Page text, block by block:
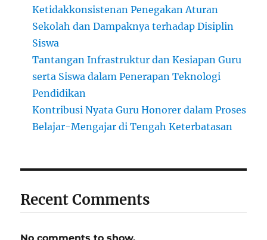
Ketidakkonsistenan Penegakan Aturan
Sekolah dan Dampaknya terhadap Disiplin
Siswa
Tantangan Infrastruktur dan Kesiapan Guru
serta Siswa dalam Penerapan Teknologi
Pendidikan
Kontribusi Nyata Guru Honorer dalam Proses
Belajar-Mengajar di Tengah Keterbatasan
Recent Comments